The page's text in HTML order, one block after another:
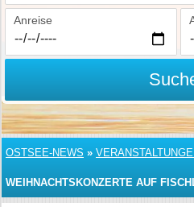
Anreise
OSTSEE-NEWS »
WEIHNACHTSKONZERTE AUF